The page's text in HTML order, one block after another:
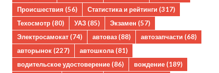
Происшествия (56) Статистика и рейтинги (317)
Техосмотр (80) УАЗ (85) Экзамен (57)
Электросамокат (74) автоваз (88) автозапчасти (68)
авторынок (227) автошкола (81)
водительское удостоверение (86) вождение (189)